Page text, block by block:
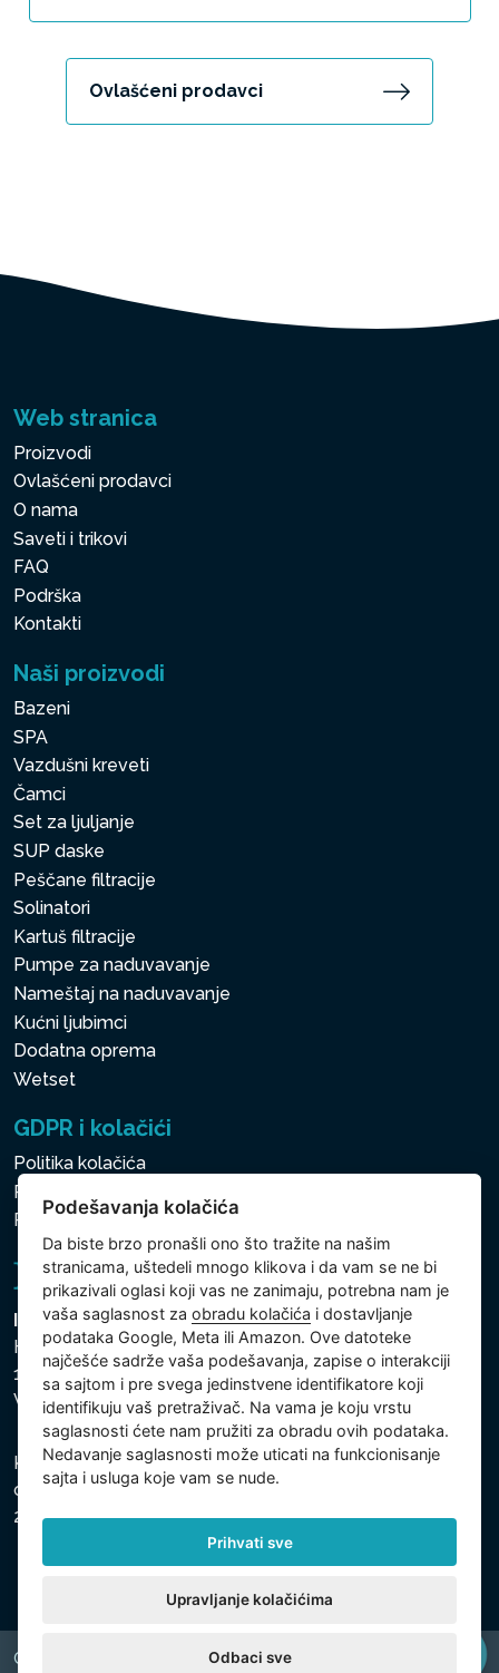
Ovlašćeni prodavci
Web stranica
Proizvodi
Ovlašćeni prodavci
O nama
Saveti i trikovi
FAQ
Podrška
Kontakti
Naši proizvodi
Bazeni
SPA
Vazdušni kreveti
Čamci
Set za ljuljanje
SUP daske
Peščane filtracije
Solinatori
Kartuš filtracije
Pumpe za naduvavanje
Nameštaj na naduvavanje
Kućni ljubimci
Dodatna oprema
Wetset
GDPR i kolačići
Politika kolačića
Politika zaštite ličnih i drugih obrađivanih podataka
Politika kolačića
Intex Trading, s.r.o.
Hradecká 2526/3
130 00 Praha 3
Vinohrady - Česká republika
Kompanija je registrovana u Opštinskom sudu u Pragu,
odeljak C, uložak 74759, Identifikacioni broj kompanije:
26150808, Poreski identifikacioni broj: CZ26150808.
Copyright © 2026 INTEX TRADING s.r.o. All rights reserved.
Podešavanja kolačića
Da biste brzo pronašli ono što tražite na našim
stranicama, uštedeli mnogo klikova i da vam se ne bi
prikazivali oglasi koji vas ne zanimaju, potrebna nam je
vaša saglasnost zaobradu kolačića i dostavljanje
podataka Google, Meta ili Amazon. Ove datoteke
najčešće sadrže vaša podešavanja, zapise o interakciji
sa sajtom i pre svega jedinstvene identifikatore koji
identifikuju vaš pretraživač. Na vama je koju vrstu
saglasnosti ćete nam pružiti za obradu ovih podataka.
Nedavanje saglasnosti može uticati na funkcionisanje
sajta i usluga koje vam se nude.
Prihvati sve
Upravljanje kolačićima
Odbaci sve